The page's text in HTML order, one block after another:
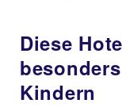
Diese
Kindern